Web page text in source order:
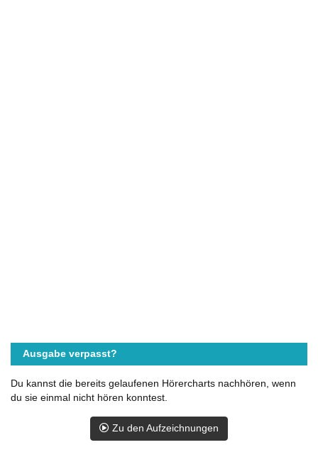
Ausgabe verpasst?
Du kannst die bereits gelaufenen Hörercharts nachhören, wenn
du sie einmal nicht hören konntest.
Zu den Aufzeichnungen